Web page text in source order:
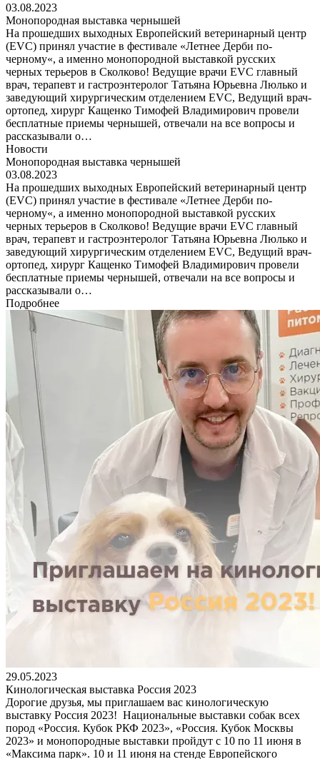
03.08.2023
Монопородная выставка чернышей
На прошедших выходных Европейский ветеринарный центр
(EVC) принял участие в фестивале «Летнее Дерби по-
черному«, а именно монопородной выставкой русских
черных терьеров в Сколково! Ведущие врачи EVC главный
врач, терапевт и гастроэнтеролог Татьяна Юрьевна Люлько и
заведующий хирургическим отделением EVC, Ведущий врач-
ортопед, хирург Кащенко Тимофей Владимирович провели
бесплатные приемы чернышей, отвечали на все вопросы и
рассказывали о…
Новости
Монопородная выставка чернышей
03.08.2023
На прошедших выходных Европейский ветеринарный центр
(EVC) принял участие в фестивале «Летнее Дерби по-
черному«, а именно монопородной выставкой русских
черных терьеров в Сколково! Ведущие врачи EVC главный
врач, терапевт и гастроэнтеролог Татьяна Юрьевна Люлько и
заведующий хирургическим отделением EVC, Ведущий врач-
ортопед, хирург Кащенко Тимофей Владимирович провели
бесплатные приемы чернышей, отвечали на все вопросы и
рассказывали о…
Подробнее
29.05.2023
Кинологическая выставка Россия 2023
Дорогие друзья, мы приглашаем вас кинологическую
выставку Россия 2023! Национальные выставки собак всех
пород «Россия. Кубок РКФ 2023», «Россия. Кубок Москвы
2023» и монопородные выставки пройдут с 10 по 11 июня в
«Максима парк». 10 и 11 июня на стенде Европейского